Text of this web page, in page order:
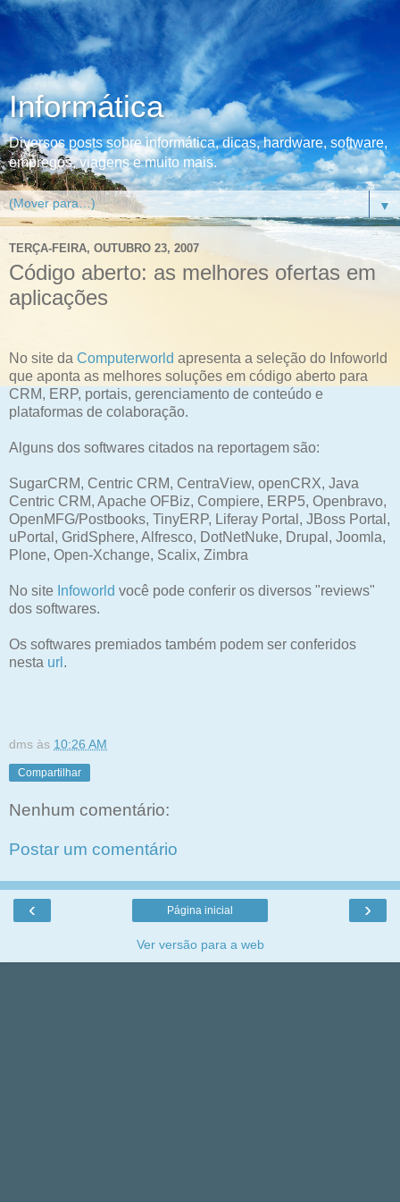
Informática
Diversos posts sobre informática, dicas, hardware, software,
empregos, viagens e muito mais.
▼
TERÇA-FEIRA, OUTUBRO 23, 2007
Código aberto: as melhores ofertas em
aplicações
No site da Computerworld apresenta a seleção do Infoworld
que aponta as melhores soluções em código aberto para
CRM, ERP, portais, gerenciamento de conteúdo e
plataformas de colaboração.
Alguns dos softwares citados na reportagem são:
SugarCRM, Centric CRM, CentraView, openCRX, Java
Centric CRM, Apache OFBiz, Compiere, ERP5, Openbravo,
OpenMFG/Postbooks, TinyERP, Liferay Portal, JBoss Portal,
uPortal, GridSphere, Alfresco, DotNetNuke, Drupal, Joomla,
Plone, Open-Xchange, Scalix, Zimbra
No site Infoworld você pode conferir os diversos "reviews"
dos softwares.
Os softwares premiados também podem ser conferidos
nesta url .
dms às 10:26 AM
Compartilhar
Nenhum comentário:
Postar um comentário
‹ ›
Página inicial
Ver versão para a web